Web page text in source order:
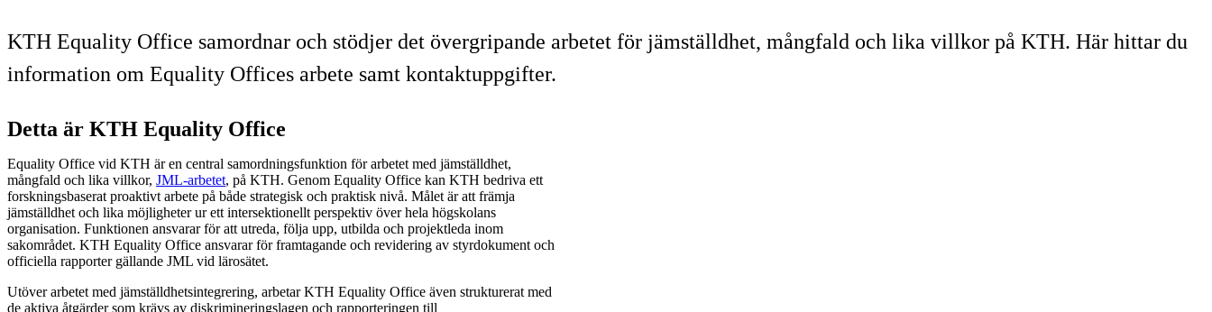
KTH Equality Office samordnar och stödjer det övergripande arbetet för jämställdhet, mångfald och lika villkor på KTH. Här hittar du
information om Equality Offices arbete samt kontaktuppgifter.
Detta är KTH Equality Office
Equality Office vid KTH är en central samordningsfunktion för arbetet med jämställdhet,
mångfald och lika villkor, JML-arbetet, på KTH. Genom Equality Office kan KTH bedriva ett
forskningsbaserat proaktivt arbete på både strategisk och praktisk nivå. Målet är att främja
jämställdhet och lika möjligheter ur ett intersektionellt perspektiv över hela högskolans
organisation. Funktionen ansvarar för att utreda, följa upp, utbilda och projektleda inom
sakområdet. KTH Equality Office ansvarar för framtagande och revidering av styrdokument och
officiella rapporter gällande JML vid lärosätet.
Utöver arbetet med jämställdhetsintegrering, arbetar KTH Equality Office även strukturerat med
de aktiva åtgärder som krävs av diskrimineringslagen och rapporteringen till